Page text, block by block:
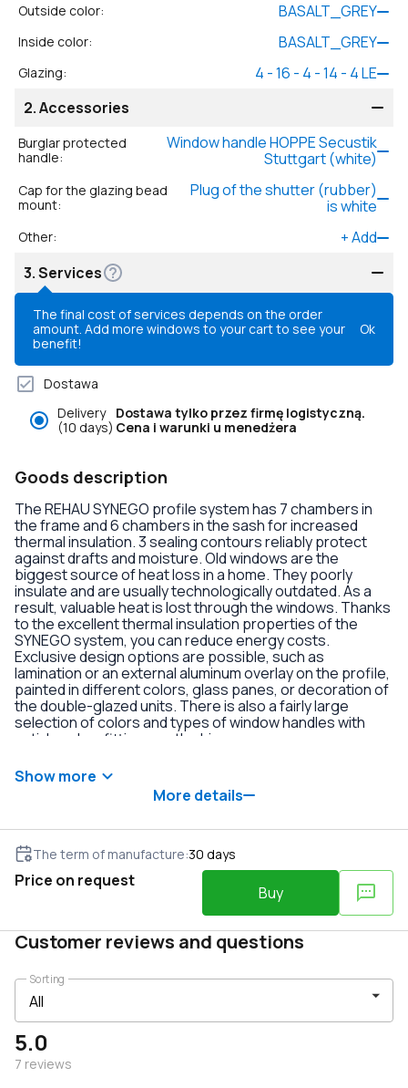
Outside color: BASALT_GREY
Inside color: BASALT_GREY
Glazing:
4 - 16 - 4 - 14 - 4 LE
2.Accessories
Burglar protected
handle:
Window handle HOPPE Secustik
Stuttgart (white)
Cap for the glazing bead
mount:
Plug of the shutter (rubber)
is white
Other: +Add
3.Services
The final cost of services depends on the order
amount. Add more windows to your cart to see your
benefit!
Ok
Dostawa
Delivery
(10 days)
Dostawa tylko przez firmę logistyczną.
Cena i warunki u menedżera
Goods description
The REHAU SYNEGO profile system has 7 chambers in
the frame and 6 chambers in the sash for increased
thermal insulation. 3 sealing contours reliably protect
against drafts and moisture. Old windows are the
biggest source of heat loss in a home. They poorly
insulate and are usually technologically outdated. As a
result, valuable heat is lost through the windows. Thanks
to the excellent thermal insulation properties of the
SYNEGO system, you can reduce energy costs.
Exclusive design options are possible, such as
lamination or an external aluminum overlay on the profile,
painted in different colors, glass panes, or decoration of
the double-glazed units. There is also a fairly large
selection of colors and types of window handles with
anti-burglary fittings on the hinges.
Show more
More details
The term of manufacture:30 days
Price on request
Buy
Customer reviews and questions
5.0
7 reviews
Sorting